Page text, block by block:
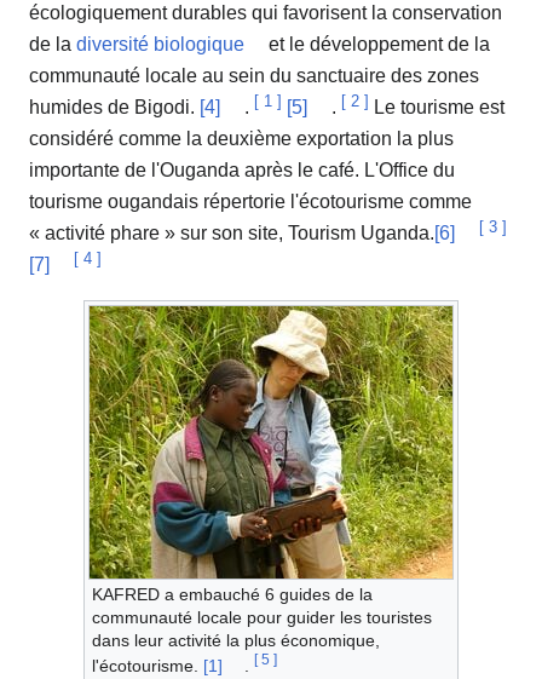
écologiquement durables qui favorisent la conservation
de la diversité biologique
et le développement de la
communauté locale au sein du sanctuaire des zones
humides de Bigodi. [4] . [ 1 ] [5] . [ 2 ] Le tourisme est
considéré comme la deuxième exportation la plus
importante de l'Ouganda après le café. L'Office du
tourisme ougandais répertorie l'écotourisme comme
« activité phare » sur son site, Tourism Uganda.[6] [ 3 ]
[7] [ 4 ]
KAFRED a embauché 6 guides de la
communauté locale pour guider les touristes
dans leur activité la plus économique,
l'écotourisme. [1] .[5]